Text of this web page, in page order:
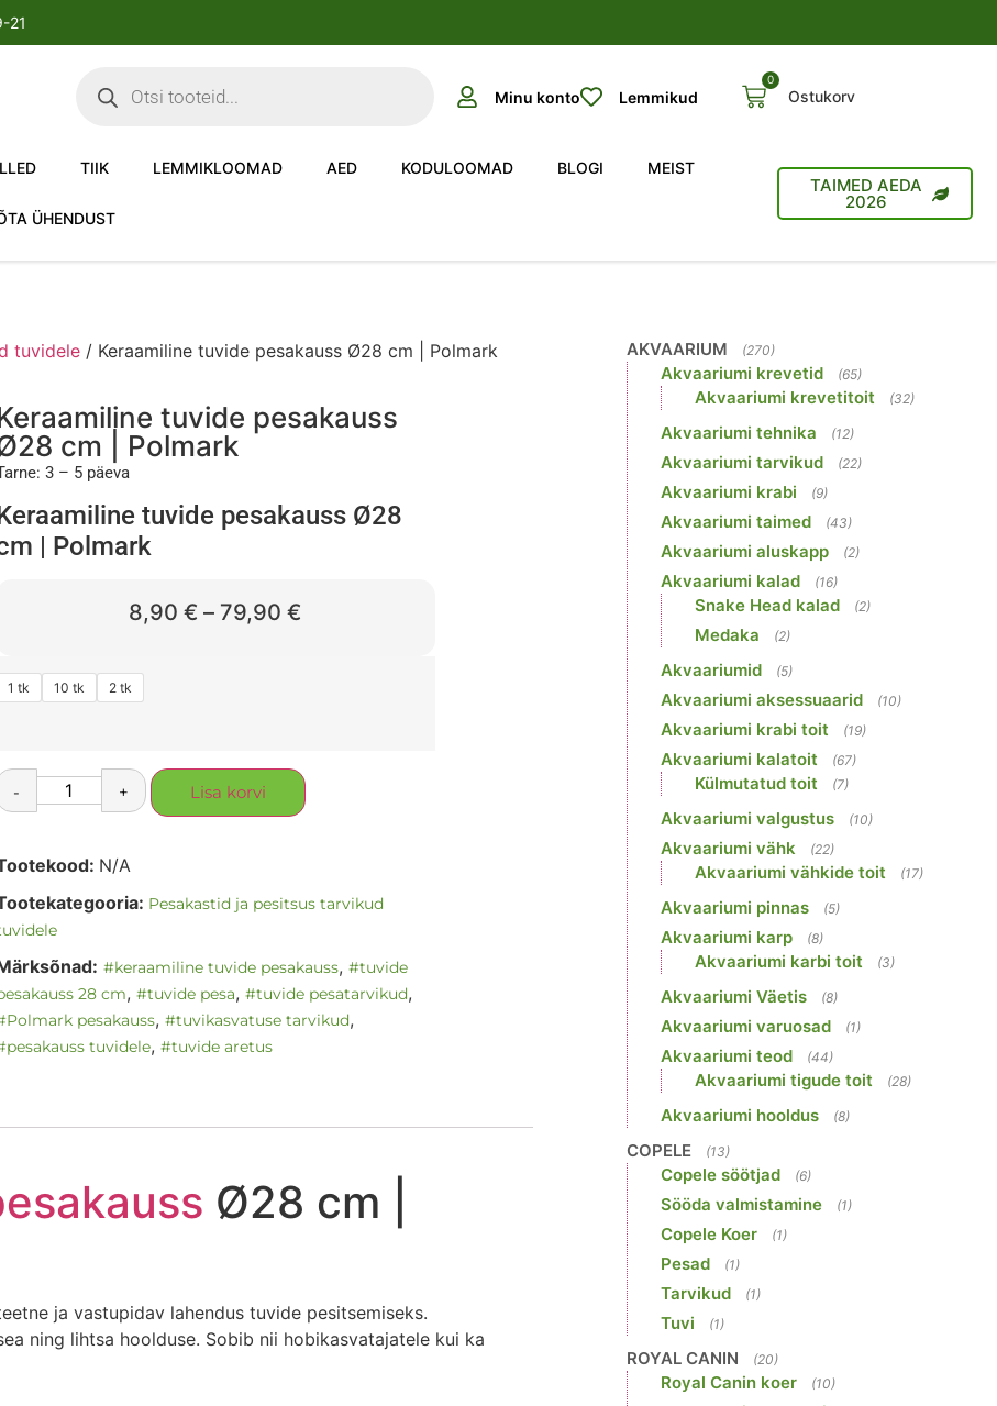
21
Minu konto Lemmikud
0
Ostukorv
TIIK LEMMIKLOOMAD AED KODULOOMAD BLOGI MEIST
ÜHENDUST
TAIMED AEDA
2026
tuvidele / Keraamiline tuvide pesakauss Ø28 cm | Polmark
tuvide pesakauss
cm | Polmark
3 – 5 päeva
tuvide pesakauss Ø28
| Polmark
8,90€ – 79,90€
1 tk 10 tk 2 tk
- + Lisa korvi
N/A
Pesakastid ja pesitsus tarvikud
#keraamiline tuvide pesakauss, #tuvide
28 cm, #tuvide pesa, #tuvide pesatarvikud,
pesakauss, #tuvikasvatuse tarvikud,
tuvidele, #tuvide aretus
Ø28 cm |
ja vastupidav lahendus tuvide pesitsemiseks.
ning lihtsa hoolduse. Sobib nii hobikasvatajatele kui ka
AKVAARIUM (270)
Akvaariumi krevetid (65)
Akvaariumi krevetitoit (32)
Akvaariumi tehnika (12)
Akvaariumi tarvikud (22)
Akvaariumi krabi (9)
Akvaariumi taimed (43)
Akvaariumi aluskapp (2)
Akvaariumi kalad (16)
Snake Head kalad (2)
Medaka (2)
Akvaariumid (5)
Akvaariumi aksessuaarid (10)
Akvaariumi krabi toit (19)
Akvaariumi kalatoit (67)
Külmutatud toit (7)
Akvaariumi valgustus (10)
Akvaariumi vähk (22)
Akvaariumi vähkide toit (17)
Akvaariumi pinnas (5)
Akvaariumi karp (8)
Akvaariumi karbi toit (3)
Akvaariumi Väetis (8)
Akvaariumi varuosad (1)
Akvaariumi teod (44)
Akvaariumi tigude toit (28)
Akvaariumi hooldus (8)
COPELE (13)
Copele söötjad (6)
Sööda valmistamine (1)
Copele Koer (1)
Pesad (1)
Tarvikud (1)
Tuvi (1)
ROYAL CANIN (20)
Royal Canin koer (10)